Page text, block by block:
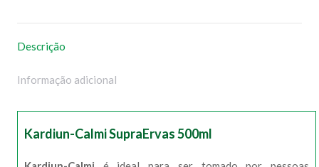
Descrição
Informação adicional
Kardiun-Calmi SupraErvas 500ml